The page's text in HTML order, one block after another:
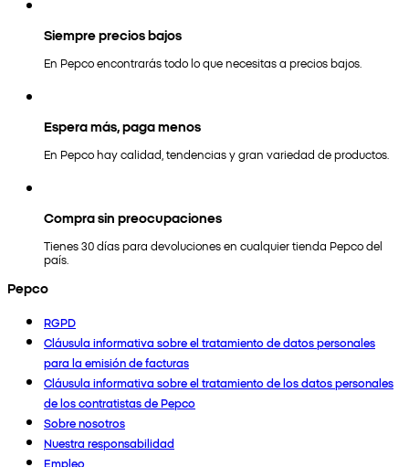
Siempre precios bajos
En Pepco encontrarás todo lo que necesitas a precios bajos.
Espera más, paga menos
En Pepco hay calidad, tendencias y gran variedad de productos.
Compra sin preocupaciones
Tienes 30 días para devoluciones en cualquier tienda Pepco del
país.
Pepco
RGPD
Cláusula informativa sobre el tratamiento de datos personales
para la emisión de facturas
Cláusula informativa sobre el tratamiento de los datos personales
de los contratistas de Pepco
Sobre nosotros
Nuestra responsabilidad
Empleo